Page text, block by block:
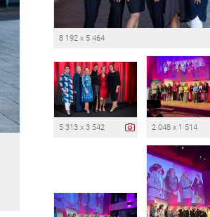
8 192 x 5 464
5 313 x 3 542 2 048 x 1 514